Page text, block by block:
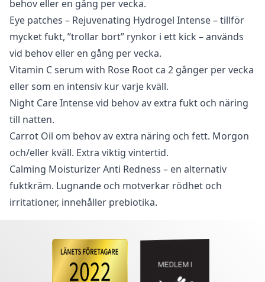
behov eller en gång per vecka.
Eye patches – Rejuvenating Hydrogel Intense– tillför
mycket fukt, ”trollar bort” rynkor i ett kick – används
vid behov eller en gång per vecka.
Vitamin C serum with Rose Root ca 2 gånger per vecka
eller som en intensiv kur varje kväll.
Night Care Intensevid behov av extra fukt och näring
till natten.
Carrot Oil om behov av extra näring och fett. Morgon
och/eller kväll. Extra viktig vintertid.
Calming Moisturizer Anti Redness – en alternativ
fuktkräm. Lugnande och motverkar rödhet och
irritationer, innehåller prebiotika.